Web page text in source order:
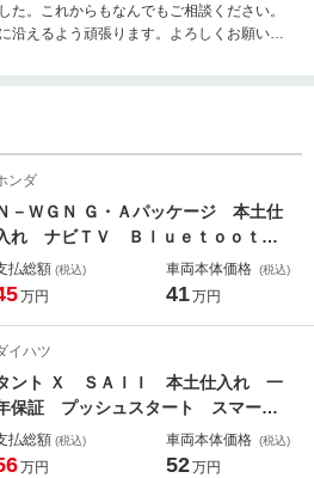
た。これからもなんでもご相談ください。
沿えるよう頑張ります。よろしくお願いし
ンダ
－ＷＧＮ Ｇ・Ａパッケージ 本土仕
れ ナビＴＶ Ｂｌｕｅｔｏｏｔｈ
続 バックカメラ ＥＴＣ スマー
キー２個 プッシュスタート アイ
パーゴム新品
払総額 (税込)
万円
車両本体価格 (税込)
41万円
イハツ
ント Ｘ ＳＡＩＩ 本土仕入れ 一
保証 プッシュスタート スマート
ー２個 アイドリングストップ 片
パワースライドドア ＬＥＤヘッド
払総額 (税込)
万円
車両本体価格 (税込)
52万円